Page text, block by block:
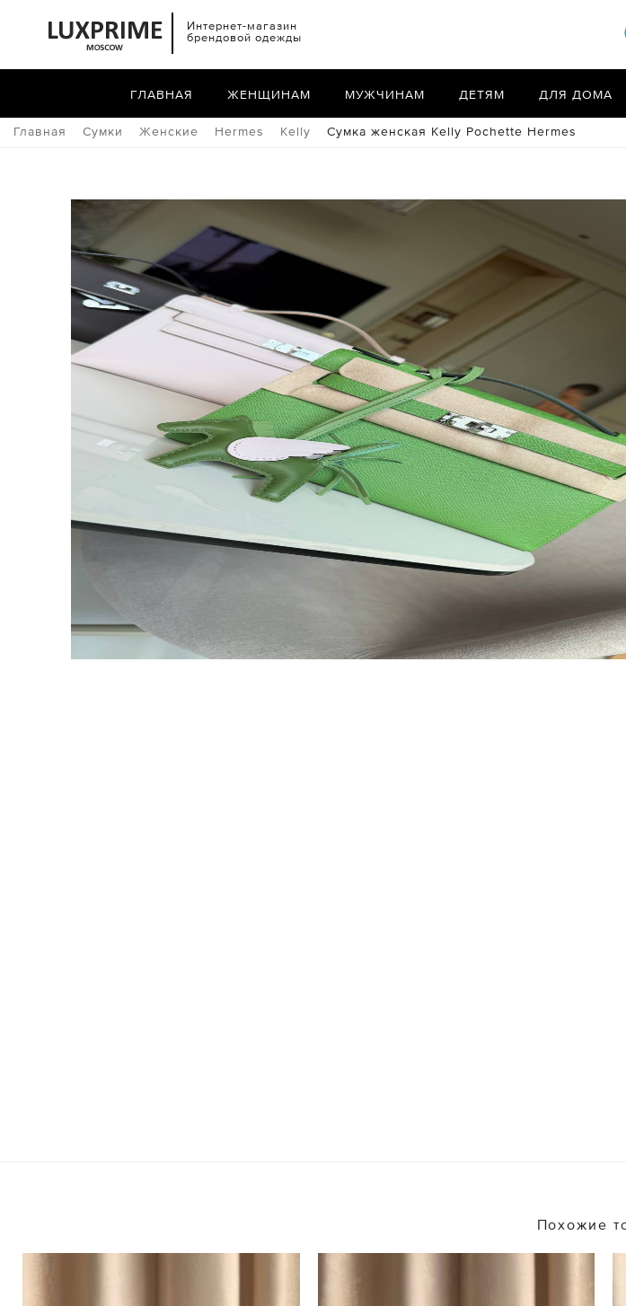
Интернет-магазин
брендовой одежды
ГЛАВНАЯ ЖЕНЩИНАМ МУЖЧИНАМ ДЕТЯМ ДЛЯ ДОМА
Главная Сумки Женские Hermes Kelly Сумка женская Kelly Pochette Hermes
Похожие